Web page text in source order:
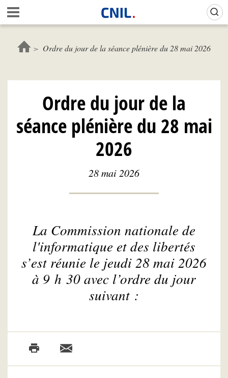
Aller
au
contenu
principal
c
u
l
C
N
L
Ordre du jour de la séance plénière du 28 mai 2026
Ordre du jour de la
séance plénière du 28 mai
2026
28 mai 2026
La Commission nationale de
l'informatique et des libertés
s’est réunie le jeudi 28 mai 2026
à 9 h 30 avec l’ordre du jour
suivant :
Gestion de vos préférences sur les cookies (témoins de connexion)